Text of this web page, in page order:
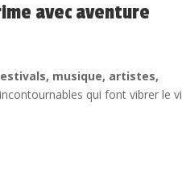
avec aventure
musique, artistes,
qui font vibrer le